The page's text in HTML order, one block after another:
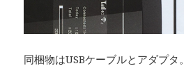
同梱物はUSBケーブルとアダプタ。